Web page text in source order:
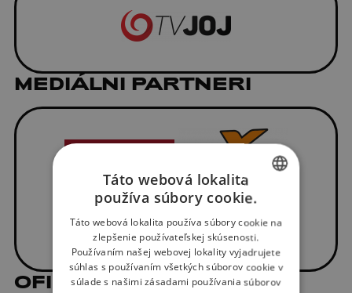
MEDIÁLNI PARTNERI
OFICIÁLNI DODÁVATELIA
SLOVAK
ENGLISH
Táto webová lokalita
používa súbory cookie.
Táto webová lokalita používa súbory cookie na
zlepšenie používateľskej skúsenosti.
Používaním našej webovej lokality vyjadrujete
súhlas s používaním všetkých súborov cookie v
súlade s našimi zásadami používania súborov